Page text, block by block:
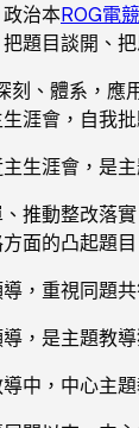
治本ROG電
題目談開、
刻、體系，應
涯會，自我
生涯會，是
推動整改落
面的凸起題
導，重視同題
，是主題教
中，中心主